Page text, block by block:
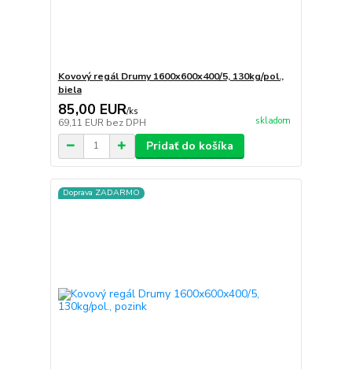
Kovový regál Drumy 1600x600x400/5, 130kg/pol.,
biela
85,00 EUR/ks
69,11 EUR bez DPH skladom
Pridať do košíka
Doprava ZADARMO